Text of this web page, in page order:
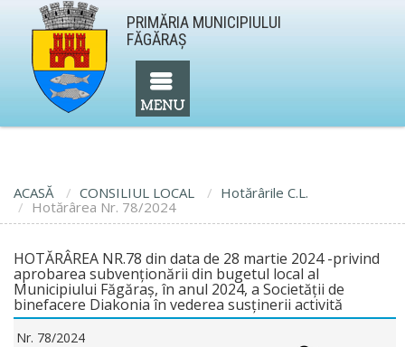
PRIMĂRIA MUNICIPIULUI
FĂGĂRAŞ
ACASĂ CONSILIUL LOCAL
Hotărârile C.L.
Hotărârea Nr. 78/2024
HOTĂRÂREA NR.78 din data de 28 martie 2024 -privind
aprobarea subvenționării din bugetul local al
Municipiului Făgăraș, în anul 2024, a Societății de
binefacere Diakonia în vederea susținerii activită
Nr. 78/2024